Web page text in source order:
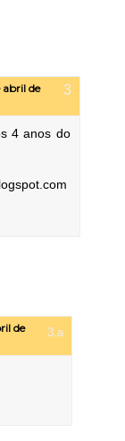
abril de
4 anos do
de